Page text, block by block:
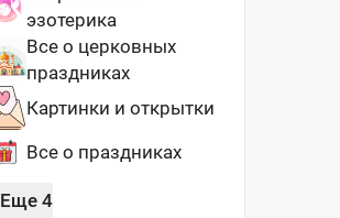
эзотерика
Все о церковных
праздниках
Картинки и открытки
Все о праздниках
Еще 4